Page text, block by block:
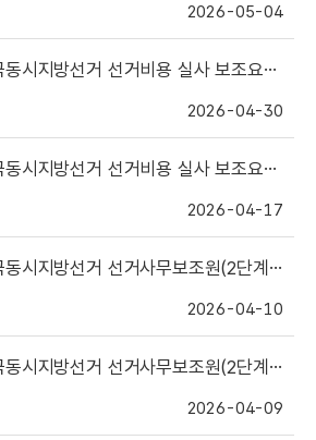
2026-05-04
거 선거비용 실사 보조요원 면접 심사 대상자 및 면접 심사 일정 안내
2026-04-30
지방선거 선거비용 실사 보조요원 채용 공고
2026-04-17
선거 선거사무보조원(2단계) 면접심사 결과 및 최종합격자 공고
2026-04-10
거 선거사무보조원(2단계) 서류심사 합격자 공고 및 면접일정 안내
2026-04-09